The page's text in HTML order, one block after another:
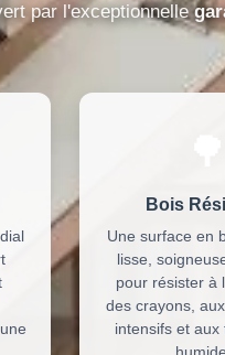
par l'exceptionnelle
Bois
Une surface en
lisse,
pour résister à
des crayons,
intensifs et aux